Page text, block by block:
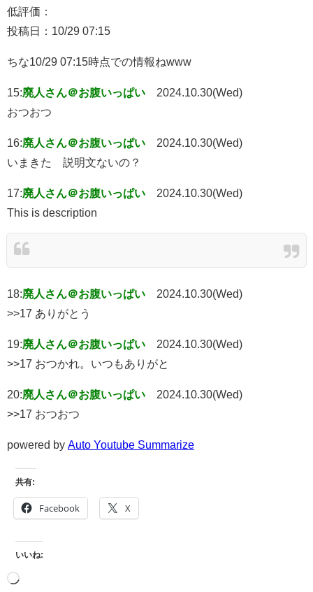
低評価：
投稿日：10/29 07:15
ちな10/29 07:15時点での情報ねwww
15:廃人さん＠お腹いっぱい
2024.10.30(Wed)
おつおつ
16:廃人さん＠お腹いっぱい
2024.10.30(Wed)
いまきた 説明文ないの？
17:廃人さん＠お腹いっぱい
2024.10.30(Wed)
This is description
18:廃人さん＠お腹いっぱい
2024.10.30(Wed)
>>17 ありがとう
19:廃人さん＠お腹いっぱい
2024.10.30(Wed)
>>17 おつかれ。いつもありがと
20:廃人さん＠お腹いっぱい
2024.10.30(Wed)
>>17 おつおつ
powered by Auto Youtube Summarize
共有:
Facebook X
いいね: